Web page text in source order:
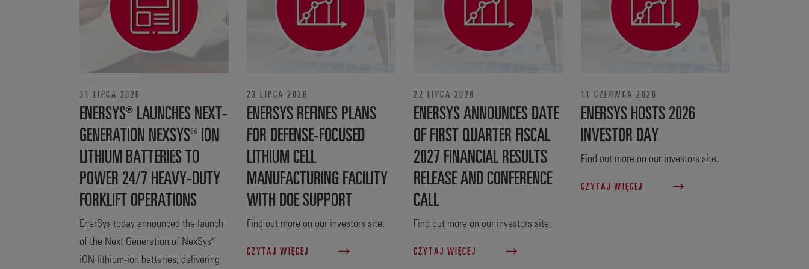
31 LIPCA 2026
ENERSYS® LAUNCHES NEXT-
GENERATION NEXSYS® ION
LITHIUM BATTERIES TO
POWER 24/7 HEAVY-DUTY
FORKLIFT OPERATIONS
EnerSys today announced the launch
of the Next Generation of NexSys®
iON lithium-ion batteries, delivering
23 LIPCA 2026
ENERSYS REFINES PLANS
FOR DEFENSE‑FOCUSED
LITHIUM CELL
MANUFACTURING FACILITY
WITH DOE SUPPORT
Find out more on our investors site.
CZYTAJ WIĘCEJ
22 LIPCA 2026
ENERSYS ANNOUNCES DATE
OF FIRST QUARTER FISCAL
2027 FINANCIAL RESULTS
RELEASE AND CONFERENCE
CALL
Find out more on our investors site.
CZYTAJ WIĘCEJ
11 CZERWCA 2026
ENERSYS HOSTS 2026
INVESTOR DAY
Find out more on our investors site.
CZYTAJ WIĘCEJ